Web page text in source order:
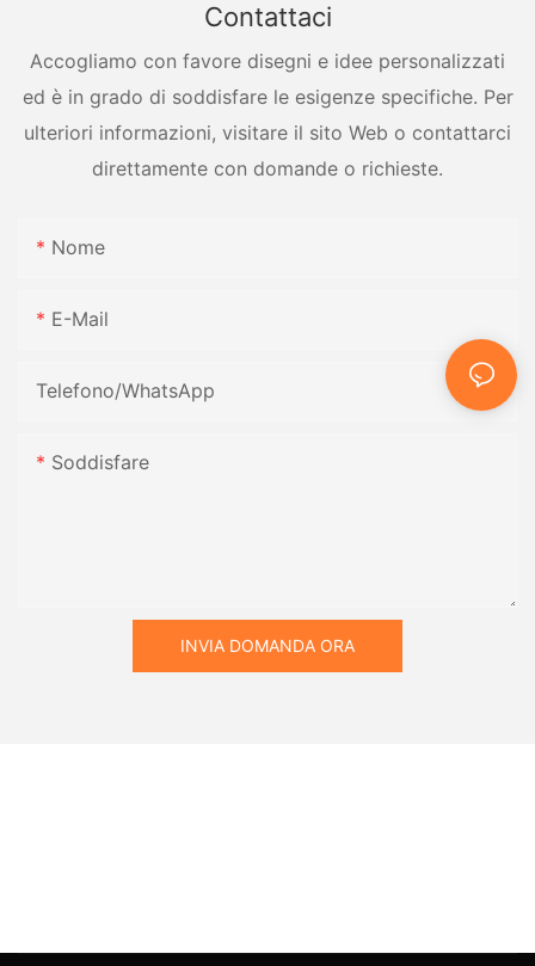
Contattaci
Accogliamo con favore disegni e idee personalizzati
ed è in grado di soddisfare le esigenze specifiche. Per
ulteriori informazioni, visitare il sito Web o contattarci
direttamente con domande o richieste.
Nome
E-Mail
Telefono/WhatsApp
Soddisfare
INVIA DOMANDA ORA